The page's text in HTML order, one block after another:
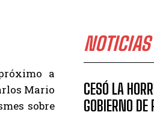
a
Mario
sobre
CESÓ LA
GOBIERNO DE